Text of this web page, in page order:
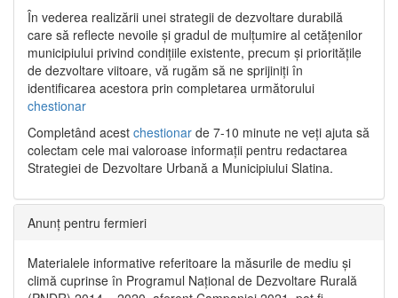
În vederea realizării unei strategii de dezvoltare durabilă
care să reflecte nevoile și gradul de mulțumire al cetățenilor
municipiului privind condițiile existente, precum și prioritățile
de dezvoltare viitoare, vă rugăm să ne sprijiniți în
identificarea acestora prin completarea următorului
chestionar
Completând acest chestionar de 7-10 minute ne veți ajuta să
colectam cele mai valoroase informații pentru redactarea
Strategiei de Dezvoltare Urbană a Municipiului Slatina.
Anunț pentru fermieri
Materialele informative referitoare la măsurile de mediu și
climă cuprinse în Programul Național de Dezvoltare Rurală